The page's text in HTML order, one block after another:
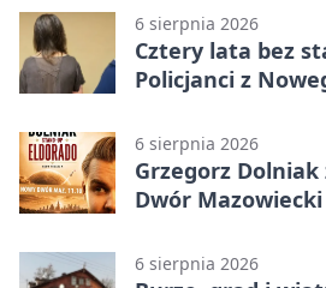
6 sierpnia 2026
Cztery lata bez
Policjanci z
6 sierpnia 2026
Grzegorz
Dwór
6 sierpnia 2026